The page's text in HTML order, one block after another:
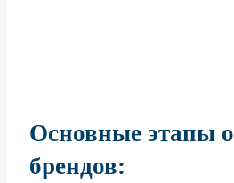
Основные этапы
брендов: